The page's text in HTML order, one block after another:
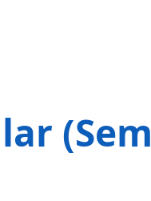
(Sem